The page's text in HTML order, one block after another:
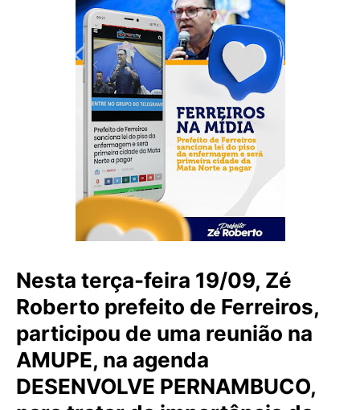
Nesta terça-feira 19/09, Zé
Roberto prefeito de Ferreiros,
participou de uma reunião na
AMUPE, na agenda
DESENVOLVE PERNAMBUCO,